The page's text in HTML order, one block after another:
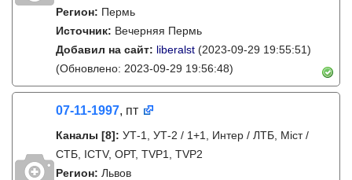
Регион: Пермь
Источник: Вечерняя Пермь
Добавил на сайт: liberalst (2023-09-29 19:55:51)
(Обновлено: 2023-09-29 19:56:48)
07-11-1997, пт
Каналы [8]: УТ-1, УТ-2 / 1+1, Интер / ЛТБ, Міст /
СТБ, ICTV, ОРТ, TVP1, TVP2
Регион: Львов